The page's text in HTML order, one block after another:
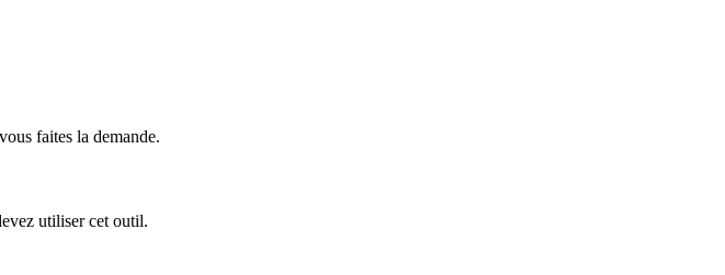
faites la demande.
utiliser cet outil.